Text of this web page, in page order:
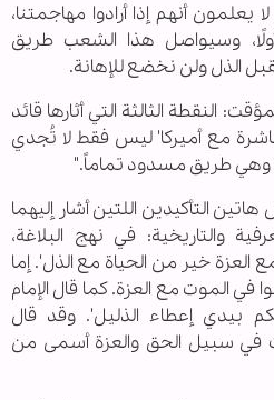
أنهم إذا أرادوا مهاجمتنا،
وسيواصل هذا الشعب طريق
الذل ولن نخضع للإهانة.
النقطة الثالثة التي أثارها قائد
مع أميركا' ليس فقط لا تُجدي
وهي طريق مسدود تماماً."
التأكيدين اللتين أشار إليهما
والتاريخية: في نهج البلاغة،
مع العزة خير من الحياة مع الذل'. إما
في الموت مع العزة. كما قال الإمام
بيدي إعطاء الذليل'. وقد قال
في سبيل الحق والعزة أسمى من